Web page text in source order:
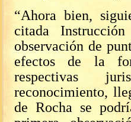
“Ahora bien,
citada
observación de
efectos de la
respectivas
reconocimiento,
de Rocha se